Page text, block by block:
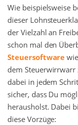
Wie beispielsweise
dieser
der Vielzahl an
schon mal den
Steuersoftware
dem Steuerwirrwarr
dabei in jedem
sicher, dass Du
herausholst. Dabei
diese Vorzüge: